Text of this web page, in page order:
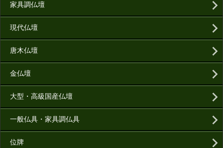
家具調仏壇
現代仏壇
唐木仏壇
金仏壇
大型・高級国産仏壇
一般仏具・家具調仏具
位牌